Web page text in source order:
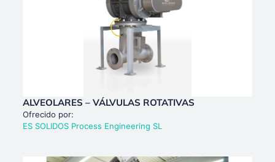
ALVEOLARES – VÁLVULAS ROTATIVAS
Ofrecido por:
ES SOLIDOS Process Engineering SL